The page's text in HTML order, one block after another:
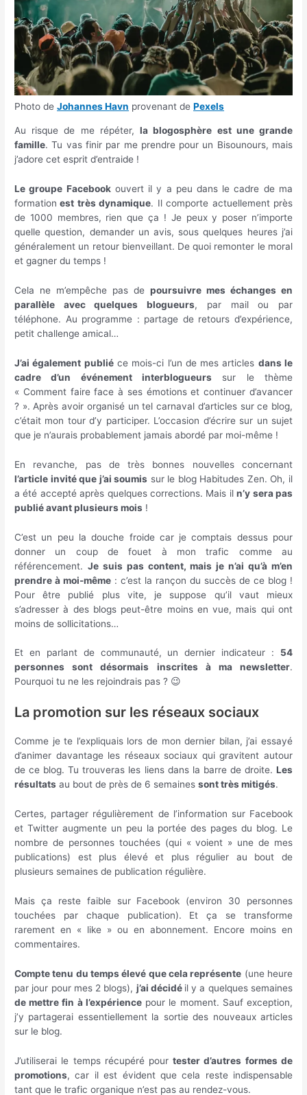
Photo deJohannes Havn provenant dePexels
Au risque de me répéter,la blogosphère est une grande
famille. Tu vas finir par me prendre pour un Bisounours, mais
j’adore cet esprit d’entraide !
Le groupe Facebookouvert il y a peu dans le cadre de ma
formation est très dynamique. Il comporte actuellement près
de 1000 membres, rien que ça ! Je peux y poser n’importe
quelle question, demander un avis, sous quelques heures j’ai
généralement un retour bienveillant. De quoi remonter le moral
et gagner du temps !
Cela ne m’empêche pas de poursuivre mes échanges en
parallèle avec quelques blogueurs, par mail ou par
téléphone. Au programme : partage de retours d’expérience,
petit challenge amical…
J’ai également publiéce mois-ci l’un de mes articles dans le
cadre d’un événement interblogueurs sur le thème
« Comment faire face à ses émotions et continuer d’avancer
? ». Après avoir organisé un tel carnaval d’articles sur ce blog,
c’était mon tour d’y participer. L’occasion d’écrire sur un sujet
que je n’aurais probablement jamais abordé par moi-même !
En revanche, pas de très bonnes nouvelles concernant
l’article invité que j’ai soumis sur le blog Habitudes Zen. Oh, il
a été accepté après quelques corrections. Mais iln’y sera pas
publié avant plusieurs mois !
C’est un peu la douche froide car je comptais dessus pour
donner un coup de fouet à mon trafic comme au
référencement. Je suis pas content, mais je n’ai qu’à m’en
prendre à moi-même : c’est la rançon du succès de ce blog !
Pour être publié plus vite, je suppose qu’il vaut mieux
s’adresser à des blogs peut-être moins en vue, mais qui ont
moins de sollicitations…
Et en parlant de communauté, un dernier indicateur : 54
personnes sont désormais inscrites à ma newsletter.
Pourquoi tu ne les rejoindrais pas ? 😉
La promotion sur les réseaux sociaux
Comme je te l’expliquais lors de mon dernier bilan, j’ai essayé
d’animer davantage les réseaux sociaux qui gravitent autour
de ce blog. Tu trouveras les liens dans la barre de droite. Les
résultats au bout de près de 6 semainessont très mitigés.
Certes, partager régulièrement de l’information sur Facebook
et Twitter augmente un peu la portée des pages du blog. Le
nombre de personnes touchées (qui « voient » une de mes
publications) est plus élevé et plus régulier au bout de
plusieurs semaines de publication régulière.
Mais ça reste faible sur Facebook (environ 30 personnes
touchées par chaque publication). Et ça se transforme
rarement en « like » ou en abonnement. Encore moins en
commentaires.
Compte tenu du temps élevé que cela représente (une heure
par jour pour mes 2 blogs), j’ai décidé il y a quelques semaines
de mettre fin à l’expériencepour le moment. Sauf exception,
j’y partagerai essentiellement la sortie des nouveaux articles
sur le blog.
J’utiliserai le temps récupéré pourtester d’autres formes de
promotions, car il est évident que cela reste indispensable
tant que le trafic organique n’est pas au rendez-vous.